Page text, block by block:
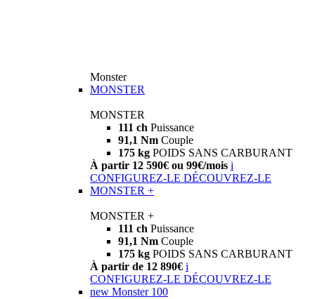
Monster
MONSTER
MONSTER
111 ch Puissance
91,1 Nm Couple
175 kg POIDS SANS CARBURANT
À partir 12 590€ ou 99€/mois i
CONFIGUREZ-LE DÉCOUVREZ-LE
MONSTER +
MONSTER +
111 ch Puissance
91,1 Nm Couple
175 kg POIDS SANS CARBURANT
À partir de 12 890€ i
CONFIGUREZ-LE DÉCOUVREZ-LE
new Monster 100